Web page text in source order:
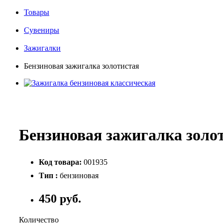
Товары
Сувениры
Зажигалки
Бензиновая зажигалка золотистая
Бензиновая зажигалка
Код товара: 001935
Тип : бензиновая
450 руб.
Количество